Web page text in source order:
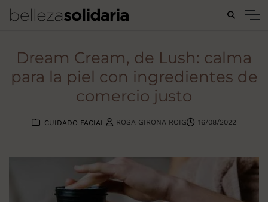
Buscar...
Dream Cream, de Lush: calma
para la piel con ingredientes de
comercio justo
CUIDADO FACIAL ROSA GIRONA ROIG 16/08/2022